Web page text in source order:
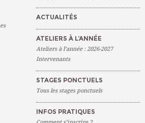
ACTUALITÉS
ATELIERS À L’ANNÉE
Ateliers à l’année : 2026-2027
Intervenants
STAGES PONCTUELS
Tous les stages ponctuels
INFOS PRATIQUES